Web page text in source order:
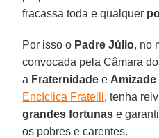
fracassa toda e qualquer
Por isso o Padre Júlio, no
convocada pela Câmara
a Fraternidade e Amizade
Encíclica Fratelli, tenha
grandes fortunas e
os pobres e carentes.